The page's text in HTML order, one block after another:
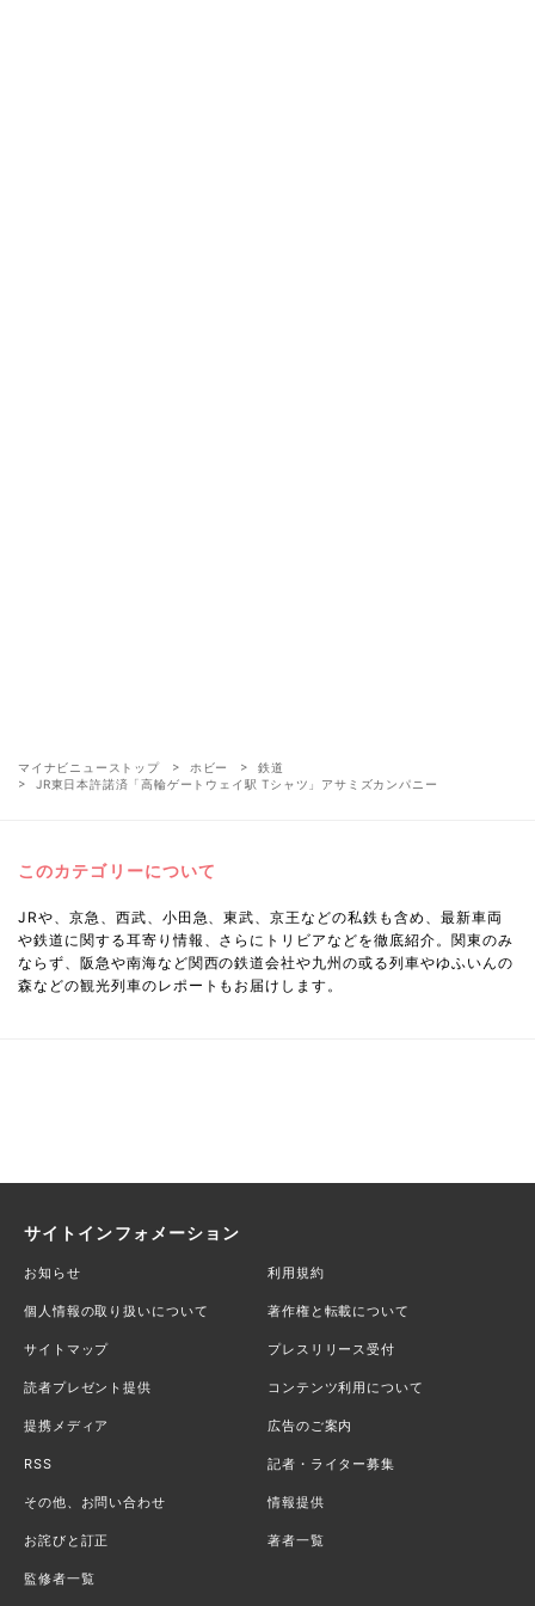
マイナビニューストップ ホビー
鉄道
JR東日本許諾済「高輪ゲートウェイ駅 Tシャツ」アサミズカンパニー
このカテゴリーについて
JRや、京急、西武、小田急、東武、京王などの私鉄も含め、最新車両
や鉄道に関する耳寄り情報、さらにトリビアなどを徹底紹介。関東のみ
ならず、阪急や南海など関西の鉄道会社や九州の或る列車やゆふいんの
森などの観光列車のレポートもお届けします。
サイトインフォメーション
お知らせ 利用規約
個人情報の取り扱いについて 著作権と転載について
サイトマップ プレスリリース受付
読者プレゼント提供 コンテンツ利用について
提携メディア 広告のご案内
RSS 記者・ライター募集
その他、お問い合わせ 情報提供
お詫びと訂正 著者一覧
監修者一覧